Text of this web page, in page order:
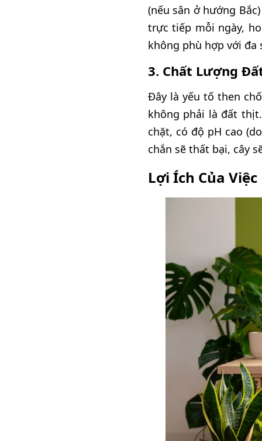
(nếu sân ở hướng
trực tiếp mỗi ngày,
không phù hợp với đa
3. Chất Lượng
Đây là yếu tố then
không phải là đất
chặt, có độ pH cao
chắn sẽ thất bại, cây
Lợi Ích Của